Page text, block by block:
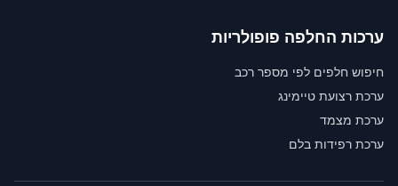
ערכות החלפה פופולריות
חיפוש חלפים לפי מספר רכב
ערכת רצועת טיימינג
ערכת מצמד
ערכת רפידות בלם